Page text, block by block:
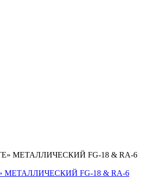
МЕТАЛЛИЧЕСКИЙ FG-18 & RA-6